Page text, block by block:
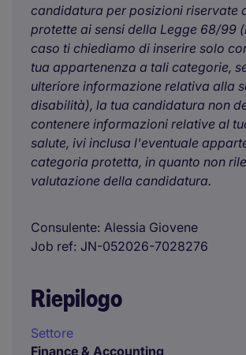
candidatura per posizioni riservate
protette ai sensi della Legge 68/99
caso ti chiediamo di inserire solo
tua appartenenza a tali categorie,
ulteriore informazione relativa alla
disabilità), la tua candidatura non
contenere informazioni relative al
salute, ivi inclusa l'eventuale
categoria protetta, in quanto non
valutazione della candidatura.
Consulente Alessia Giovene
Job ref JN-052026-7028276
Riepilogo
Settore
Finance & Accounting